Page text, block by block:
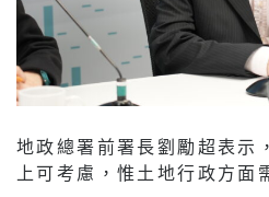
地政總署前署長劉勵超表示
上可考慮，惟土地行政方面